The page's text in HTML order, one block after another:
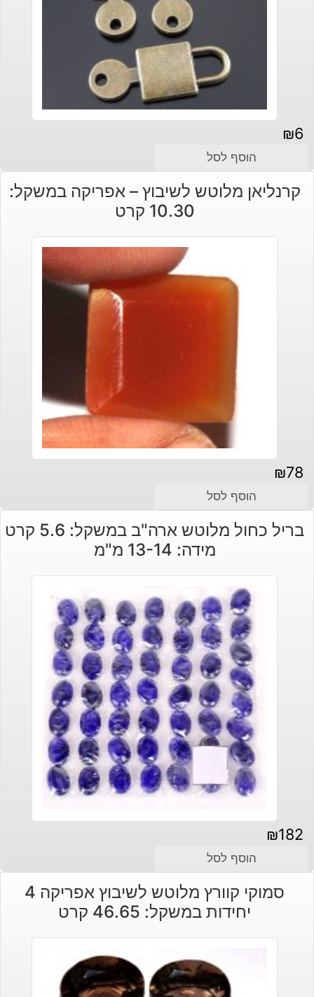
₪6
הוסף לסל
קרנליאן מלוטש לשיבוץ – אפריקה במשקל:
10.30 קרט
₪78
הוסף לסל
בריל כחול מלוטש ארה"ב במשקל: 5.6 קרט
מידה: 13-14 מ"מ
₪182
הוסף לסל
סמוקי קוורץ מלוטש לשיבוץ אפריקה 4
יחידות במשקל: 46.65 קרט